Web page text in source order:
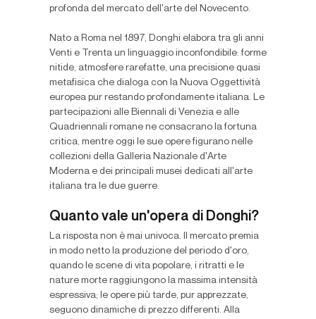
profonda del mercato dell'arte del Novecento.
Nato a Roma nel 1897, Donghi elabora tra gli anni
Venti e Trenta un linguaggio inconfondibile: forme
nitide, atmosfere rarefatte, una precisione quasi
metafisica che dialoga con la Nuova Oggettività
europea pur restando profondamente italiana. Le
partecipazioni alle Biennali di Venezia e alle
Quadriennali romane ne consacrano la fortuna
critica, mentre oggi le sue opere figurano nelle
collezioni della Galleria Nazionale d'Arte
Moderna e dei principali musei dedicati all'arte
italiana tra le due guerre.
Quanto vale un'opera di Donghi?
La risposta non è mai univoca. Il mercato premia
in modo netto la produzione del periodo d'oro,
quando le scene di vita popolare, i ritratti e le
nature morte raggiungono la massima intensità
espressiva; le opere più tarde, pur apprezzate,
seguono dinamiche di prezzo differenti. Alla